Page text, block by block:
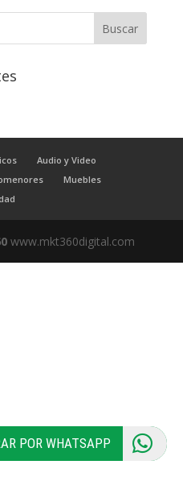
Audio y Video
Muebles
www.mkt360digital.com
POR WHATSAPP